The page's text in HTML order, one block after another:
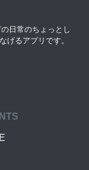
日常のちょっとし
げるアプリです。